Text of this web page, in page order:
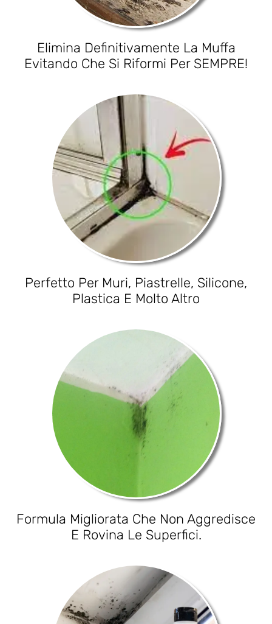
Elimina Definitivamente La Muffa
Evitando Che Si Riformi Per SEMPRE!
Perfetto Per Muri, Piastrelle, Silicone,
Plastica E Molto Altro
Formula Migliorata Che Non Aggredisce
E Rovina Le Superfici.